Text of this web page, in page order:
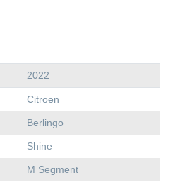
2022
Citroen
Berlingo
Shine
M Segment